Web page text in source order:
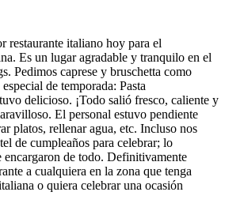
restaurante italiano hoy para el
Es un lugar agradable y tranquilo en el
Pedimos caprese y bruschetta como
de temporada: Pasta
delicioso. ¡Todo salió fresco, caliente y
El personal estuvo pendiente
platos, rellenar agua, etc. Incluso nos
de cumpleaños para celebrar; lo
de todo. Definitivamente
a cualquiera en la zona que tenga
o quiera celebrar una ocasión